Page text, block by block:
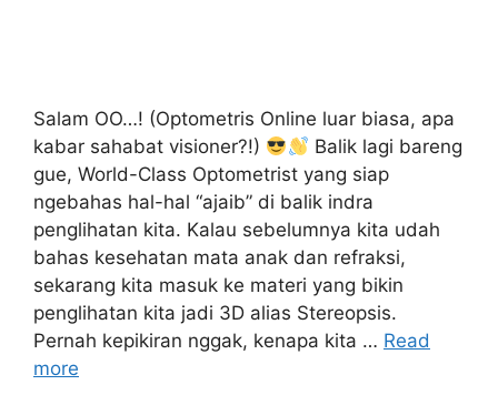
Salam OO…! (Optometris Online luar biasa, apa
kabar sahabat visioner?!)
Balik lagi bareng
gue, World-Class Optometrist yang siap
ngebahas hal-hal “ajaib” di balik indra
penglihatan kita. Kalau sebelumnya kita udah
bahas kesehatan mata anak dan refraksi,
sekarang kita masuk ke materi yang bikin
penglihatan kita jadi 3D alias Stereopsis.
Pernah kepikiran nggak, kenapa kita … Read
more